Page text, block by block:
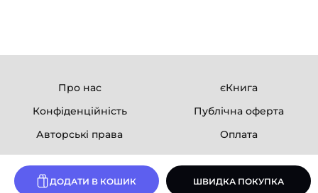
ДОДАТИ В КОШИК ШВИДКА ПОКУПКА
Про нас
єКнига
Конфіденційність
Публічна оферта
Авторські права
Оплата